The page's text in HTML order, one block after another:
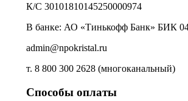
К/С 30101810145250000974
В банке: АО «Тинькофф Банк» БИК
admin@npokristal.ru
т. 8 800 300 2628 (многоканальный)
Способы оплаты